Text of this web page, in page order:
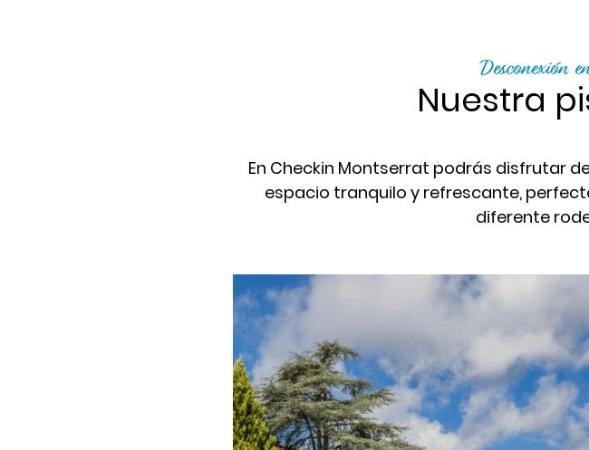
Desconexión
Nuestra
En Checkin Montserrat podrás disfrutar
espacio tranquilo y refrescante,
diferente